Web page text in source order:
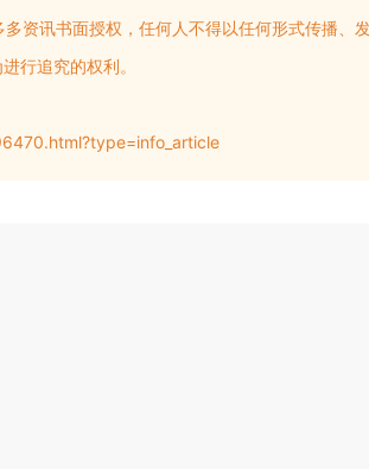
资讯书面授权，任何人不得以任何形式传播、
行追究的权利。